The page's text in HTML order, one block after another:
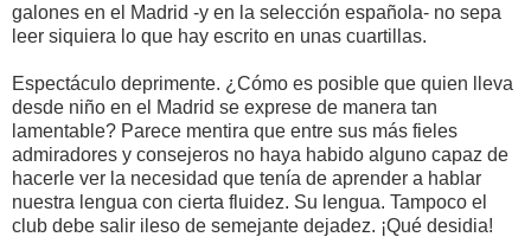
galones en el Madrid -y en la selección española- no sepa
leer siquiera lo que hay escrito en unas cuartillas.
Espectáculo deprimente. ¿Cómo es posible que quien lleva
desde niño en el Madrid se exprese de manera tan
lamentable? Parece mentira que entre sus más fieles
admiradores y consejeros no haya habido alguno capaz de
hacerle ver la necesidad que tenía de aprender a hablar
nuestra lengua con cierta fluidez. Su lengua. Tampoco el
club debe salir ileso de semejante dejadez. ¡Qué desidia!